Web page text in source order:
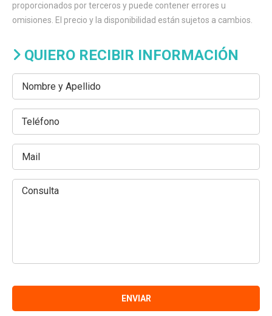
proporcionados por terceros y puede contener errores u
omisiones. El precio y la disponibilidad están sujetos a cambios.
QUIERO RECIBIR INFORMACIÓN